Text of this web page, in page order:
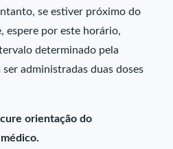
se estiver próximo do
espere por este horário,
determinado pela
administradas duas doses
orientação do